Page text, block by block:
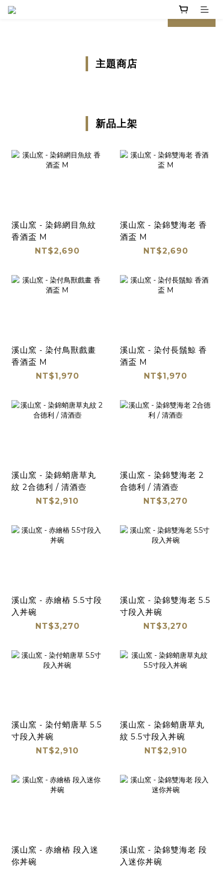
prev next
主題商店
新品上架
溪山窯 - 染錦網目魚紋
香酒盃 M
NT$2,690
溪山窯 - 染錦雙海老 香
酒盃 M
NT$2,690
溪山窯 - 染付鳥獸戲畫
香酒盃 M
NT$1,970
溪山窯 - 染付長鬚鯨 香
酒盃 M
NT$1,970
溪山窯 - 染錦蛸唐草丸
紋 2合德利 / 清酒壺
NT$2,910
溪山窯 - 染錦雙海老 2
合德利 / 清酒壺
NT$3,270
溪山窯 - 赤繪樁 5.5寸段
入丼碗
NT$3,270
溪山窯 - 染錦雙海老 5.5
寸段入丼碗
NT$3,270
溪山窯 - 染付蛸唐草 5.5
寸段入丼碗
NT$2,910
溪山窯 - 染錦蛸唐草丸
紋 5.5寸段入丼碗
NT$2,910
溪山窯 - 赤繪樁 段入迷
你丼碗
溪山窯 - 染錦雙海老 段
入迷你丼碗